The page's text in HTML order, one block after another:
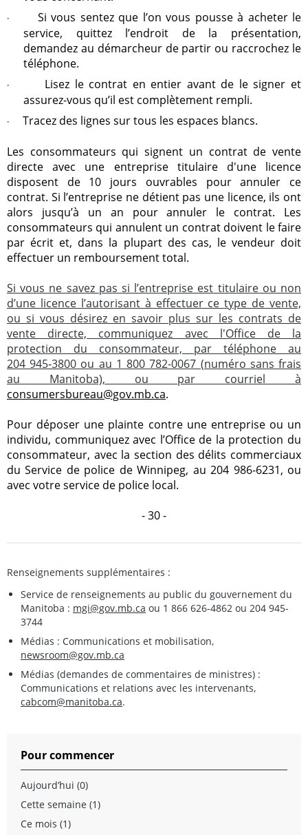
·
Si vous sentez que l’on vous pousse à acheter le
service, quittez l’endroit de la présentation,
demandez au démarcheur de partir ou raccrochez le
téléphone.
·
Lisez le contrat en entier avant de le signer et
assurez-vous qu’il est complètement rempli.
· Tracez des lignes sur tous les espaces blancs.
Les consommateurs qui signent un contrat de vente
directe avec une entreprise titulaire d'une licence
disposent de 10 jours ouvrables pour annuler ce
contrat. Si l’entreprise ne détient pas une licence, ils ont
alors jusqu’à un an pour annuler le contrat. Les
consommateurs qui annulent un contrat doivent le faire
par écrit et, dans la plupart des cas, le vendeur doit
effectuer un remboursement total.
Si vous ne savez pas si l’entreprise est titulaire ou non
d’une licence l’autorisant à effectuer ce type de vente,
ou si vous désirez en savoir plus sur les contrats de
vente directe, communiquez avec l'Office de la
protection du consommateur, par téléphone au
204 945‑3800 ou au 1 800 782-0067 (numéro sans frais
au Manitoba), ou par courriel à
consumersbureau@gov.mb.ca.
Pour déposer une plainte contre une entreprise ou un
individu, communiquez avec l’Office de la protection du
consommateur, avec la section des délits commerciaux
du Service de police de Winnipeg, au 204 986-6231, ou
avec votre service de police local.
- 30 -
Renseignements supplémentaires :
Service de renseignements au public du gouvernement du
Manitoba : mgi@gov.mb.ca ou 1 866 626-4862 ou 204 945-
3744
Médias : Communications et mobilisation,
newsroom@gov.mb.ca
Médias (demandes de commentaires de ministres) :
Communications et relations avec les intervenants,
cabcom@manitoba.ca.
Pour commencer
Aujourd’hui (0)
Cette semaine (1)
Ce mois (1)